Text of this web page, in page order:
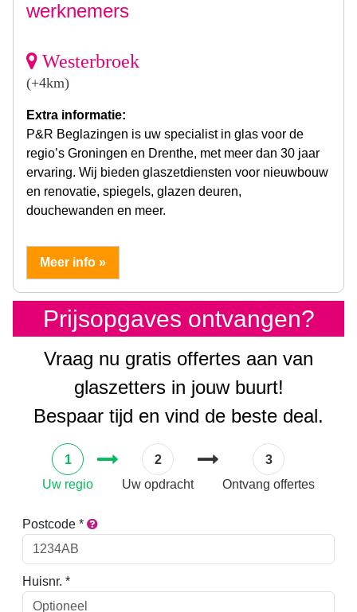
werknemers
Westerbroek
(+4km)
Extra informatie:
P&R Beglazingen is uw specialist in glas voor de
regio’s Groningen en Drenthe, met meer dan 30 jaar
ervaring. Wij bieden glaszetdiensten voor nieuwbouw
en renovatie, spiegels, glazen deuren,
douchewanden en meer.
Meer info »
Prijsopgaves ontvangen?
Vraag nu gratis offertes aan van
glaszetters in jouw buurt!
Bespaar tijd en vind de beste deal.